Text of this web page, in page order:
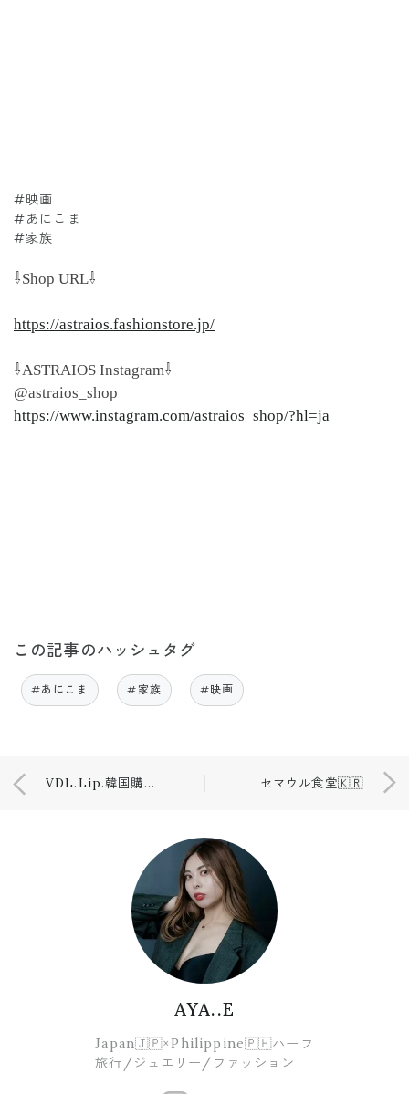
#映画
#あにこま
#家族
⇩Shop URL⇩
https://astraios.fashionstore.jp/
⇩ASTRAIOS Instagram⇩
@astraios_shop
https://www.instagram.com/astraios_shop/?hl=ja
この記事のハッシュタグ
#あにこま #家族 #映画
VDL.Lip.韓国購入品 セマウル食堂🇰🇷
AYA..E
Japan🇯🇵×Philippine🇵🇭ハーフ
旅行/ジュエリー/ファッション